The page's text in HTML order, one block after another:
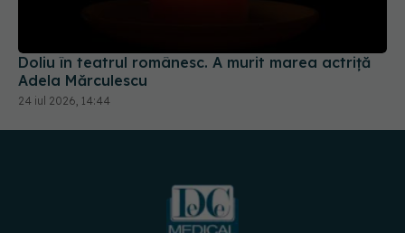
Doliu în teatrul românesc. A murit marea actriță
Adela Mărculescu
24 iul 2026, 14:44